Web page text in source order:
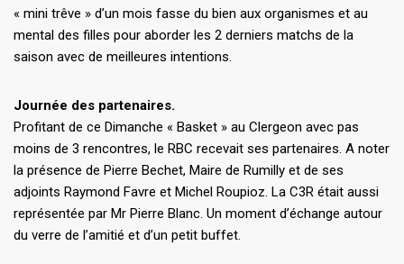
« mini trêve » d’un mois fasse du bien aux organismes et au
mental des filles pour aborder les 2 derniers matchs de la
saison avec de meilleures intentions.
Journée des partenaires.
Profitant de ce Dimanche « Basket » au Clergeon avec pas
moins de 3 rencontres, le RBC recevait ses partenaires. A noter
la présence de Pierre Bechet, Maire de Rumilly et de ses
adjoints Raymond Favre et Michel Roupioz. La C3R était aussi
représentée par Mr Pierre Blanc. Un moment d’échange autour
du verre de l’amitié et d’un petit buffet.